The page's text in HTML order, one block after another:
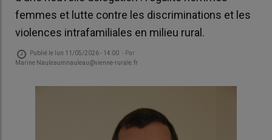
femmes et lutte contre les discriminations et les
violences intrafamiliales en milieu rural.
Publié le lun 11/05/2026 - 14:00 - Par
Marine Nauleaumnauleau@vienne-rurale.fr